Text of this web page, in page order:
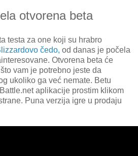
otvorena beta
testa za one koji su hrabro
čedo, od danas je počela
Otvorena beta će
vam je potrebno jeste da
ukoliko ga već nemate. Betu
aplikacije prostim klikom
Puna verzija igre u prodaju